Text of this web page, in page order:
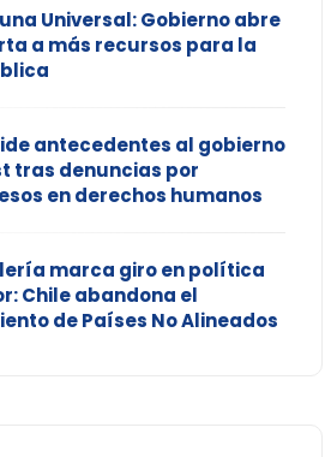
Universal: Gobierno abre
a más recursos para la
antecedentes al gobierno
tras denuncias por
en derechos humanos
marca giro en política
Chile abandona el
de Países No Alineados